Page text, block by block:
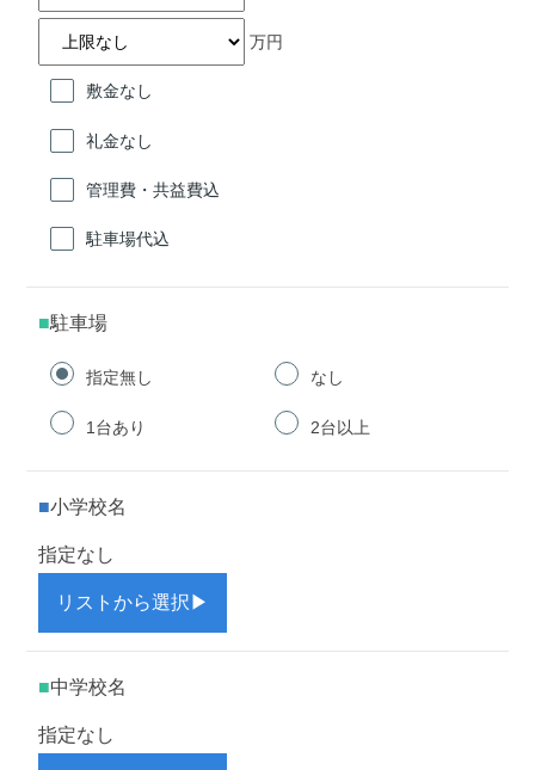
万円
敷金なし
礼金なし
管理費・共益費込
駐車場代込
駐車場
指定無し なし
1台あり 2台以上
小学校名
指定なし
リストから選択 ▶
中学校名
指定なし